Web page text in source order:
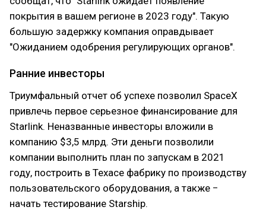
покрытия в вашем регионе в 2023 году". Такую
большую задержку компания оправдывает
"Ожиданием одобрения регулирующих органов".
Ранние инвесторы
Триумфальный отчет об успехе позволил SpaceX
привлечь первое серьезное финансирование для
Starlink. Неназванные инвесторы вложили в
компанию $3,5 млрд. Эти деньги позволили
компании выполнить план по запускам в 2021
году, построить в Техасе фабрику по производству
пользовательского оборудования, а также −
начать тестирование Starship.